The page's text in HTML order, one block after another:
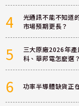
4
光通訊不能不知道
市場預期更長？
5
三大原廠2026年
科、華邦電怎麼選
6 功率半導體缺貨正